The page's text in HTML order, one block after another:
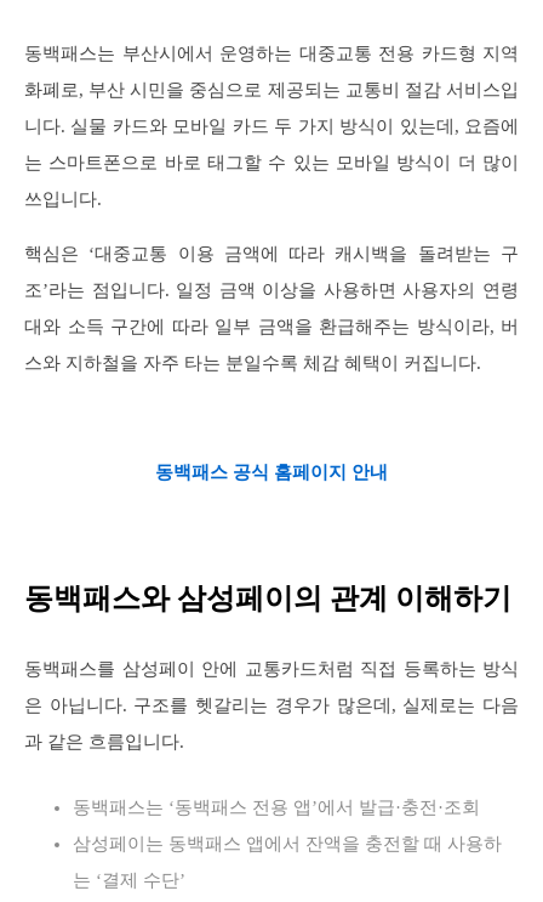
동백패스는 부산시에서 운영하는 대중교통 전용 카드형 지역
화폐로, 부산 시민을 중심으로 제공되는 교통비 절감 서비스입
니다. 실물 카드와 모바일 카드 두 가지 방식이 있는데, 요즘에
는 스마트폰으로 바로 태그할 수 있는 모바일 방식이 더 많이
쓰입니다.
핵심은 ‘대중교통 이용 금액에 따라 캐시백을 돌려받는 구
조’라는 점입니다. 일정 금액 이상을 사용하면 사용자의 연령
대와 소득 구간에 따라 일부 금액을 환급해주는 방식이라, 버
스와 지하철을 자주 타는 분일수록 체감 혜택이 커집니다.
동백패스 공식 홈페이지 안내
동백패스와 삼성페이의 관계 이해하기
동백패스를 삼성페이 안에 교통카드처럼 직접 등록하는 방식
은 아닙니다. 구조를 헷갈리는 경우가 많은데, 실제로는 다음
과 같은 흐름입니다.
동백패스는 ‘동백패스 전용 앱’에서 발급·충전·조회
삼성페이는 동백패스 앱에서 잔액을 충전할 때 사용하
는 ‘결제 수단’